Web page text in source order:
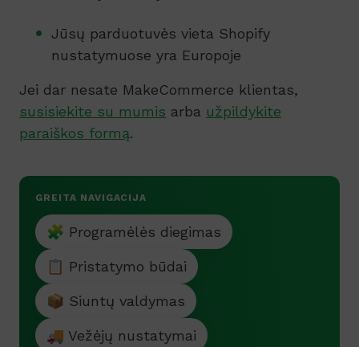
Jūsų parduotuvės vieta Shopify
nustatymuose yra Europoje
Jei dar nesate MakeCommerce klientas,
susisiekite su mumis arba užpildykite
paraiškos formą.
GREITA NAVIGACIJA
🧩 Programėlės diegimas
📋 Pristatymo būdai
📦 Siuntų valdymas
🚚 Vežėjų nustatymai